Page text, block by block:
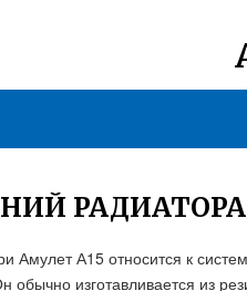
РАДИАТОРА
Амулет А15 относится к
обычно изготавливается из